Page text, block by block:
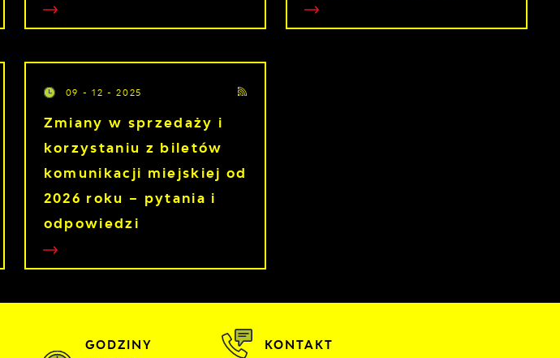
09 - 12 - 2025
Zmiany w sprzedaży i
korzystaniu z biletów
komunikacji miejskiej od
2026 roku – pytania i
odpowiedzi
GODZINY
KONTAKT